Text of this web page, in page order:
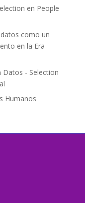
en People
como un
en la Era
Datos - Selection
Humanos